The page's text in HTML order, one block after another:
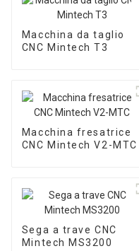
Macchina da taglio
CNC Mintech T3
Macchina fresatrice
CNC Mintech V2-MTC
Sega a trave CNC
Mintech MS3200